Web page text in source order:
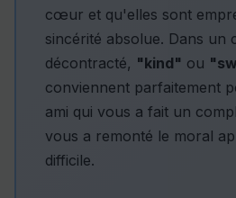
cœur et qu'elles sont
sincérité absolue. Dans un
décontracté, "kind" ou
conviennent parfaitement
ami qui vous a fait un
vous a remonté le moral
difficile.